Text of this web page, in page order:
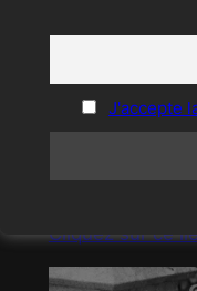
Août 31,
dans
Cliquez sur ce
J'accepte